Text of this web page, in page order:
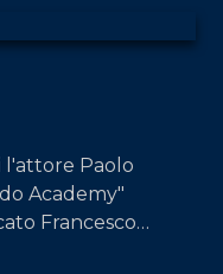
l'attore Paolo
Academy"
Francesco